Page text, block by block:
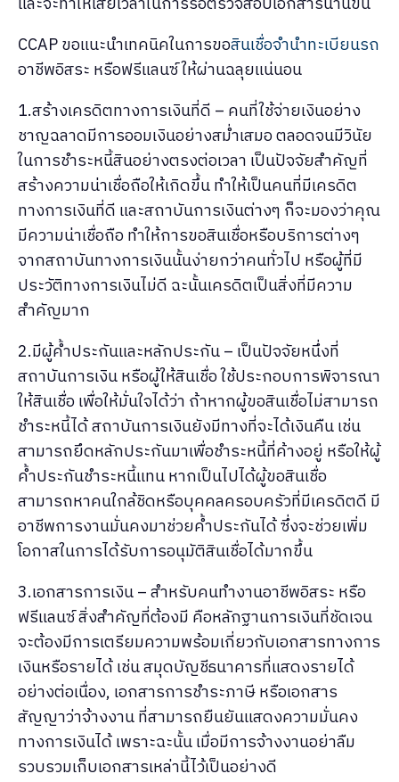
CCAP ขอแนะนำเทคนิคในการขอสินเชื่อจำนำทะเบียนรถ
อาชีพอิสระ หรือฟรีแลนซ์ ให้ผ่านฉลุยแน่นอน
1.สร้างเครดิตทางการเงินที่ดี – คนที่ใช้จ่ายเงินอย่าง
ชาญฉลาดมีการออมเงินอย่างสม่ำเสมอ ตลอดจนมีวินัย
ในการชำระหนี้สินอย่างตรงต่อเวลา เป็นปัจจัยสำคัญที่
สร้างความน่าเชื่อถือให้เกิดขึ้น ทำให้เป็นคนที่มีเครดิต
ทางการเงินที่ดี และสถาบันการเงินต่างๆ ก็จะมองว่าคุณ
มีความน่าเชื่อถือ ทำให้การขอสินเชื่อหรือบริการต่างๆ
จากสถาบันทางการเงินนั้นง่ายกว่าคนทั่วไป หรือผู้ที่มี
ประวัติทางการเงินไม่ดี ฉะนั้นเครดิตเป็นสิ่งที่มีความ
สำคัญมาก
2.มีผู้ค้ำประกันและหลักประกัน – เป็นปัจจัยหนึ่งที่
สถาบันการเงิน หรือผู้ให้สินเชื่อ ใช้ประกอบการพิจารณา
ให้สินเชื่อ เพื่อให้มั่นใจได้ว่า ถ้าหากผู้ขอสินเชื่อไม่สามารถ
ชำระหนี้ได้ สถาบันการเงินยังมีทางที่จะได้เงินคืน เช่น
สามารถยึดหลักประกันมาเพื่อชำระหนี้ที่ค้างอยู่ หรือให้ผู้
ค้ำประกันชำระหนี้แทน หากเป็นไปได้ผู้ขอสินเชื่อ
สามารถหาคนใกล้ชิดหรือบุคคลครอบครัวที่มีเครดิตดี มี
อาชีพการงานมั่นคงมาช่วยค้ำประกันได้ ซึ่งจะช่วยเพิ่ม
โอกาสในการได้รับการอนุมัติสินเชื่อได้มากขึ้น
3.เอกสารการเงิน – สำหรับคนทำงานอาชีพอิสระ หรือ
ฟรีแลนซ์ สิ่งสำคัญที่ต้องมี คือหลักฐานการเงินที่ชัดเจน
จะต้องมีการเตรียมความพร้อมเกี่ยวกับเอกสารทางการ
เงินหรือรายได้ เช่น สมุดบัญชีธนาคารที่แสดงรายได้
อย่างต่อเนื่อง, เอกสารการชำระภาษี หรือเอกสาร
สัญญาว่าจ้างงาน ที่สามารถยืนยันแสดงความมั่นคง
ทางการเงินได้ เพราะฉะนั้น เมื่อมีการจ้างงานอย่าลืม
รวบรวมเก็บเอกสารเหล่านี้ไว้เป็นอย่างดี